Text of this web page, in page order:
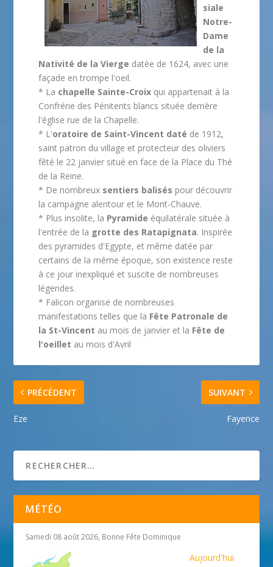
siale
Notre-
Dame
de la
Nativité de la Vierge datée de 1624, avec une
façade en trompe l'oeil.
* La chapelle Sainte-Croixqui appartenait à la
Confrérie des Pénitents blancs située derrière
l'église rue de la Chapelle.
* L'oratoire de Saint-Vincent daté de 1912,
saint patron du village et protecteur des oliviers
fêté le 22 janvier situé en face de la Place du Thé
de la Reine.
* De nombreux sentiers balisés pour découvrir
la campagne alentour et le Mont-Chauve.
* Plus insolite, la Pyramide équilatérale située à
l'entrée de la grotte des Ratapignata. Inspirée
des pyramides d'Egypte, et même datée par
certains de la même époque, son existence reste
à ce jour inexpliqué et suscite de nombreuses
légendes.
* Falicon organise de nombreuses
manifestations telles que la Fête Patronale de
la St-Vincent au mois de janvier et la Fête de
l'oeillet au mois d'Avril
PRÉCÉDENT
Eze
SUIVANT
Fayence
MÉTÉO
Samedi 08 août 2026, Bonne Fête Dominique
Aujourd'hui